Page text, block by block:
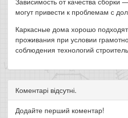
могут привести к проблемам с
Каркасные дома хорошо подходят
проживания при условии
соблюдения технологий
Коментарі відсутні.
Додайте перший коментар!